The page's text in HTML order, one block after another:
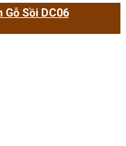
Gỗ Sồi DC06